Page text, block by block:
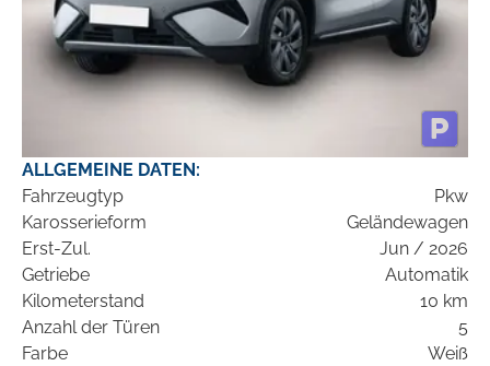
ALLGEMEINE DATEN:
Fahrzeugtyp
Pkw
Karosserieform
Geländewagen
Erst-Zul.
Jun / 2026
Getriebe
Automatik
Kilometerstand
10 km
Anzahl der Türen
5
Farbe
Weiß